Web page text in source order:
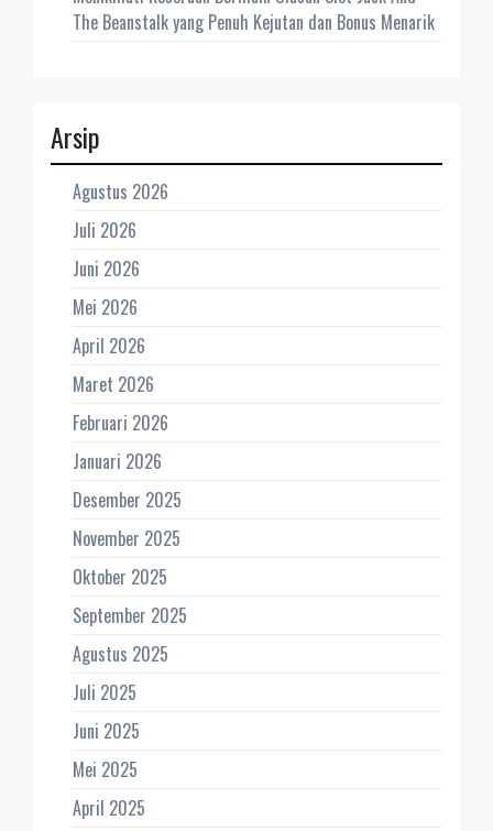
The Beanstalk yang Penuh Kejutan dan Bonus Menarik
Arsip
Agustus 2026
Juli 2026
Juni 2026
Mei 2026
April 2026
Maret 2026
Februari 2026
Januari 2026
Desember 2025
November 2025
Oktober 2025
September 2025
Agustus 2025
Juli 2025
Juni 2025
Mei 2025
April 2025